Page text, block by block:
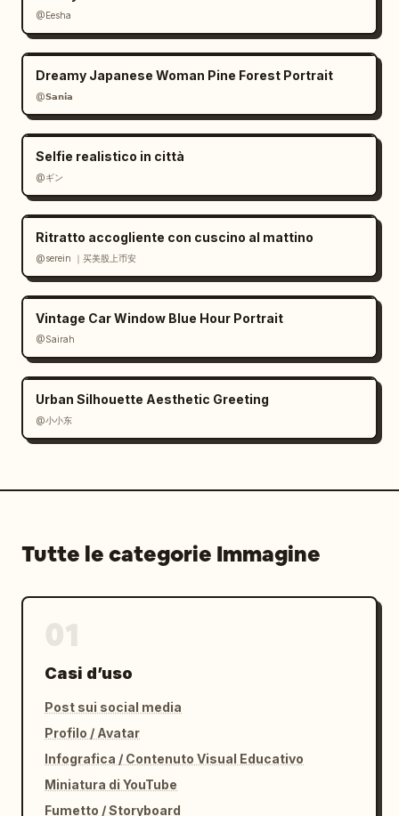
@Eesha
Dreamy Japanese Woman Pine Forest Portrait
@𝗦𝗮𝗻𝗶𝗮
Selfie realistico in città
@ギン
Ritratto accogliente con cuscino al mattino
@serein ｜买美股上币安
Vintage Car Window Blue Hour Portrait
@Sairah
Urban Silhouette Aesthetic Greeting
@小小东
Tutte le categorie Immagine
Casi d’uso
Post sui social media
Profilo / Avatar
Infografica / Contenuto Visual Educativo
Miniatura di YouTube
Fumetto / Storyboard